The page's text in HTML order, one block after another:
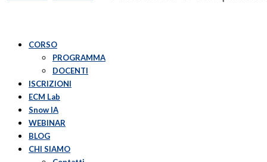
CORSO
PROGRAMMA
DOCENTI
ISCRIZIONI
ECM Lab
Snow IA
WEBINAR
BLOG
CHI SIAMO